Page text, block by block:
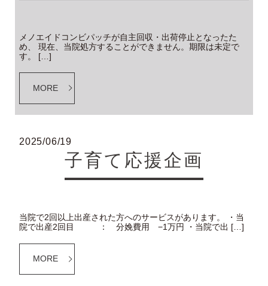
メノエイドコンビパッチが自主回収・出荷停止となったた
め、 現在、当院処方することができません。期限は未定で
す。 […]
MORE
2025/06/19
子育て応援企画
当院で2回以上出産された方へのサービスがあります。 ・当
院で出産2回目 ： 分娩費用 −1万円 ・当院で出 […]
MORE